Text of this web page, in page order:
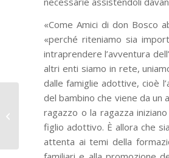
«Come Amici di don Bosco
«perché riteniamo sia
intraprendere l’avventura
altri enti siamo in rete,
dalle famiglie adottive, cioè
del bambino che viene da
ragazzo o la ragazza
figlio adottivo. È allora che
attenta ai temi della
Salesiani Lombriasco:
presentazione del
progetto COPASUDI